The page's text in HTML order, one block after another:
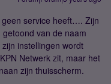
geen service heeft…. Zijn
van de naam
instellingen wordt
Netwerk zit, maar het
zijn thuisscherm.